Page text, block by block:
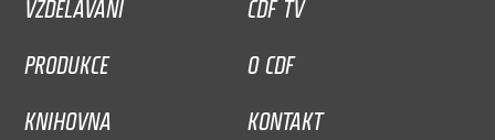
PRODUKCE
O CDF
KNIHOVNA
KONTAKT